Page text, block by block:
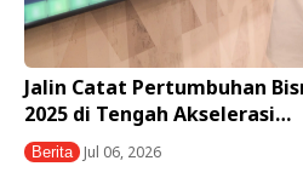
Jalin Catat Pertumbuhan
2025 di Tengah Akselerasi…
Berita Jul 06, 2026